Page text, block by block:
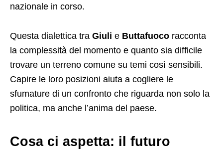
nazionale in corso.
Questa dialettica tra Giuli e Buttafuoco racconta
la complessità del momento e quanto sia difficile
trovare un terreno comune su temi così sensibili.
Capire le loro posizioni aiuta a cogliere le
sfumature di un confronto che riguarda non solo la
politica, ma anche l’anima del paese.
Cosa ci aspetta: il futuro